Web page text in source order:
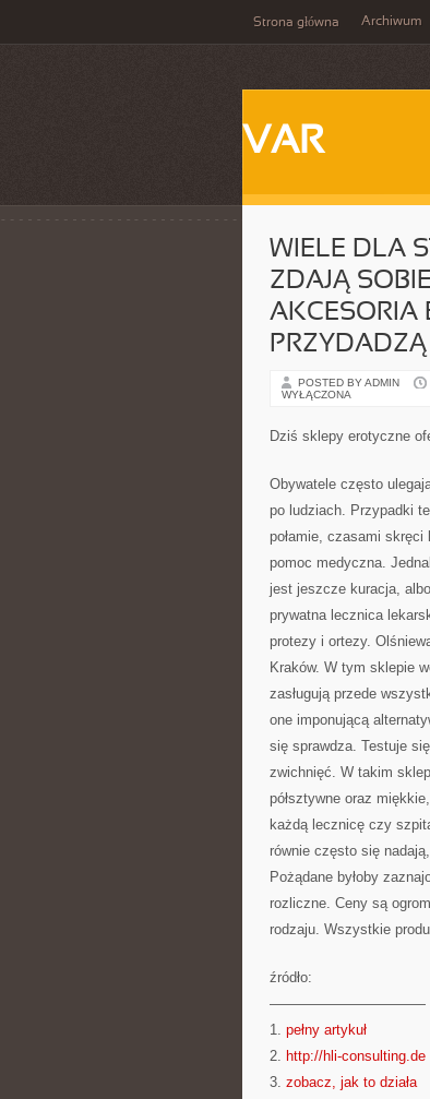
Strona główna Archiwum
VAR
WIELE DLA
ZDAJĄ
AKCESORIA
PRZYDADZĄ
POSTED BY ADMIN
WYŁĄCZONA
Dziś sklepy erotyczne
Obywatele często
po ludziach. Przypadki
połamie, czasami
pomoc medyczna.
jest jeszcze kuracja,
prywatna lecznica
protezy i ortezy.
Kraków. W tym sklepie
zasługują przede
one imponującą
się sprawdza. Testuje
zwichnięć. W takim
półsztywne oraz
każdą lecznicę czy
równie często się
Pożądane byłoby
rozliczne. Ceny są
rodzaju. Wszystkie
źródło:
———————————
1. pełny artykuł
2. http://hli-consulting.de
3. zobacz, jak to działa